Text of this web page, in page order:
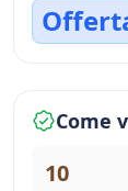
Come
10